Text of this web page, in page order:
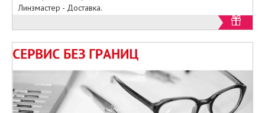
Линзмастер - Доставка.